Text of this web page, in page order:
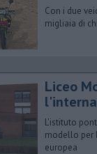
Con i due
migliaia di
Liceo
L'istituto
modello per
europea